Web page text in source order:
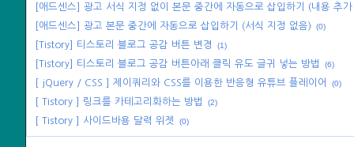
[애드센스] 광고 서식 지정 없이 본문 중간에 자동으로 삽입하기 (내용 추
[애드센스] 광고 본문 중간에 자동으로 삽입하기 (서식 지정 없음)
(0)
[Tistory] 티스토리 블로그 공감 버튼 변경 (1)
[Tistory] 티스토리 블로그 공감 버튼아래 클릭 유도 글귀 넣는 방법 (6)
[ jQuery / CSS ] 제이쿼리와 CSS를 이용한 반응형 유튜브 플레이어 (0)
[ Tistory ] 링크를 카테고리화하는 방법 (2)
[ Tistory ] 사이드바용 달력 위젯 (0)